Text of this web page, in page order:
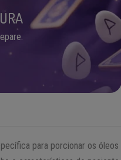
para porcionar os óleos